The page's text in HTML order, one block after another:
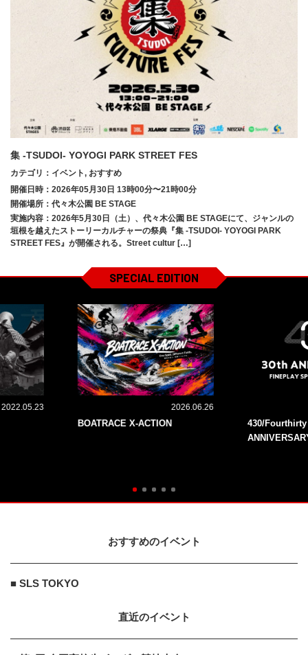
集 -TSUDOI- YOYOGI PARK STREET FES
カテゴリ：イベント, おすすめ
開催日時：2026年05月30日 13時00分〜21時00分
開催場所：代々木公園 BE STAGE
実施内容：2026年5月30日（土）、代々木公園 BE STAGEにて、ジャンルの
垣根を越えたストーリーカルチャーの祭典『集 -TSUDOI- YOYOGI PARK
STREET FES』が開催される。Street cultur […]
SPECIAL EDITION
2022.05.23 2026.06.26
BOATRACE X-ACTION
430/
おすすめのイベント
■ SLS TOKYO
直近のイベント